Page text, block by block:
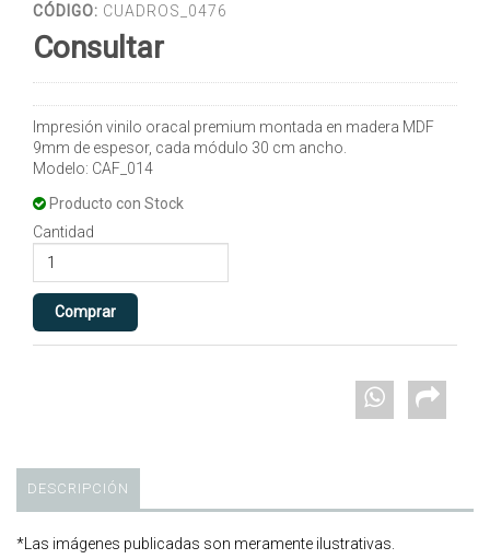
CÓDIGO: CUADROS_0476
Consultar
Impresión vinilo oracal premium montada en madera MDF
9mm de espesor, cada módulo 30 cm ancho.
Modelo: CAF_014
Producto con Stock
Cantidad
DESCRIPCIÓN
*Las imágenes publicadas son meramente ilustrativas.